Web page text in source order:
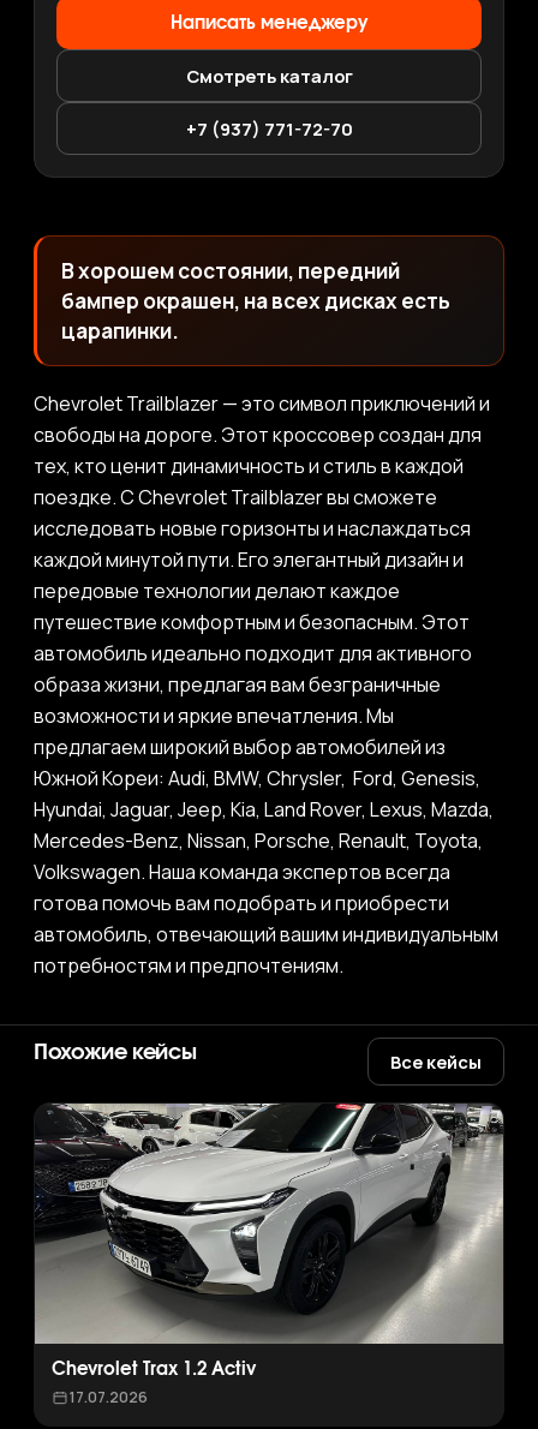
Написать менеджеру
Смотреть каталог
+7 (937) 771-72-70
В хорошем состоянии, передний
бампер окрашен, на всех дисках есть
царапинки.
Chevrolet Trailblazer — это символ приключений и
свободы на дороге. Этот кроссовер создан для
тех, кто ценит динамичность и стиль в каждой
поездке. С Chevrolet Trailblazer вы сможете
исследовать новые горизонты и наслаждаться
каждой минутой пути. Его элегантный дизайн и
передовые технологии делают каждое
путешествие комфортным и безопасным. Этот
автомобиль идеально подходит для активного
образа жизни, предлагая вам безграничные
возможности и яркие впечатления. Мы
предлагаем широкий выбор автомобилей из
Южной Кореи: Audi, BMW, Chrysler, Ford, Genesis,
Hyundai, Jaguar, Jeep, Kia, Land Rover, Lexus, Mazda,
Mercedes-Benz, Nissan, Porsche, Renault, Toyota,
Volkswagen. Наша команда экспертов всегда
готова помочь вам подобрать и приобрести
автомобиль, отвечающий вашим индивидуальным
потребностям и предпочтениям.
Похожие кейсы Все кейсы
Chevrolet Trax 1.2 Activ
17.07.2026